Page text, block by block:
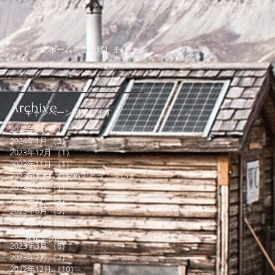
アットホームを更新致しました
キャンペーン開催します！
あけましておめでとうございま
す。
寒暖差の日々
2024年5月（1）1件の記事
2024年1月（3）3件の記事
2023年12月（1）1件の記事
2023年11月（1）1件の記事
2023年10月（1）1件の記事
2023年9月（1）1件の記事
2023年7月（5）5件の記事
2023年6月（9）9件の記事
2023年5月（7）7件の記事
2023年4月 （5）5件の記事
2023年3月（6）6件の記事
2023年2月（2）2件の記事
2022年12月（10）10件の記事
Archive